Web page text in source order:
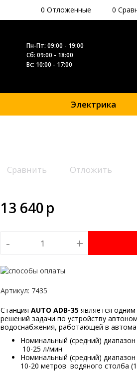
0 Отложенные 0
Пн-Пт: 09:00 - 19:00
Сб: 09:00 - 18:00
Вс: 10:00 - 17:00
Электрика
Сравнить Отложить
13 640p
- +
Артикул: 7435
Станция AUTO ADB-35является
решений задачи по устройству
водоснабжения, работающей в
Номинальный (средний)
10-25 л/мин
Номинальный (средний)
10-20 метров водяного столба